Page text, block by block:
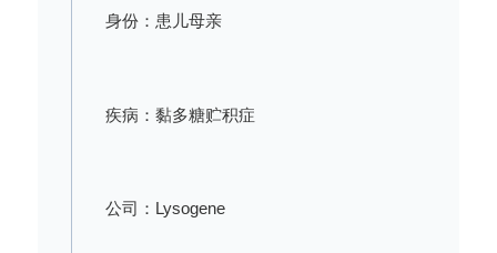
身份：患儿母亲
疾病：黏多糖贮积症
公司：Lysogene